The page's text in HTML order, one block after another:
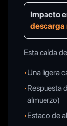
Impacto
descarga
Esta caída
•Una ligera
•Respuesta
almuerzo)
•Estado de